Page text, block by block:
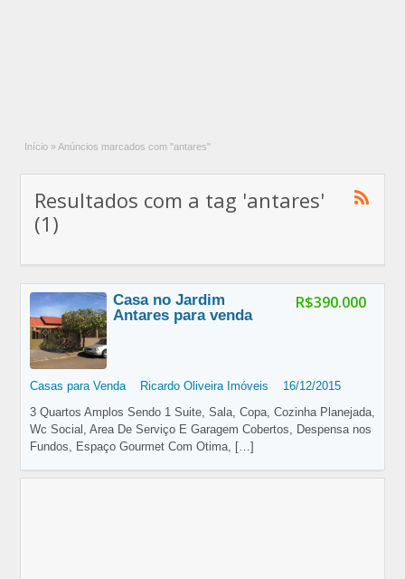
Início » Anúncios marcados com "antares"
Resultados com a tag 'antares'
(1)
R$390.000
Casa no Jardim
Antares para venda
Casas para Venda Ricardo Oliveira Imóveis
16/12/2015
3 Quartos Amplos Sendo 1 Suite, Sala, Copa, Cozinha Planejada,
Wc Social, Area De Serviço E Garagem Cobertos, Despensa nos
Fundos, Espaço Gourmet Com Otima, […]